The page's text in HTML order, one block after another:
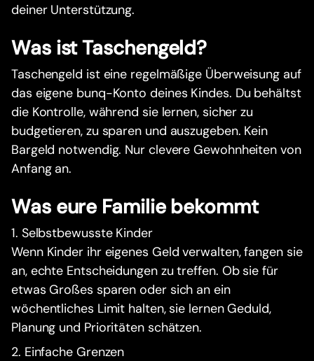
deiner Unterstützung.
Was ist Taschengeld?
Taschengeld ist eine regelmäßige Überweisung auf
das eigene bunq-Konto deines Kindes. Du behältst
die Kontrolle, während sie lernen, sicher zu
budgetieren, zu sparen und auszugeben. Kein
Bargeld notwendig. Nur clevere Gewohnheiten von
Anfang an.
Was eure Familie bekommt
1. Selbstbewusste Kinder
Wenn Kinder ihr eigenes Geld verwalten, fangen sie
an, echte Entscheidungen zu treffen. Ob sie für
etwas Großes sparen oder sich an ein
wöchentliches Limit halten, sie lernen Geduld,
Planung und Prioritäten schätzen.
2. Einfache Grenzen